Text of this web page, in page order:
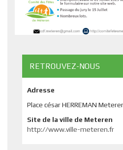
RETROUVEZ-NOUS
Adresse
Place césar HERREMAN
Site de la ville de Meteren
http://www.ville-meteren.fr